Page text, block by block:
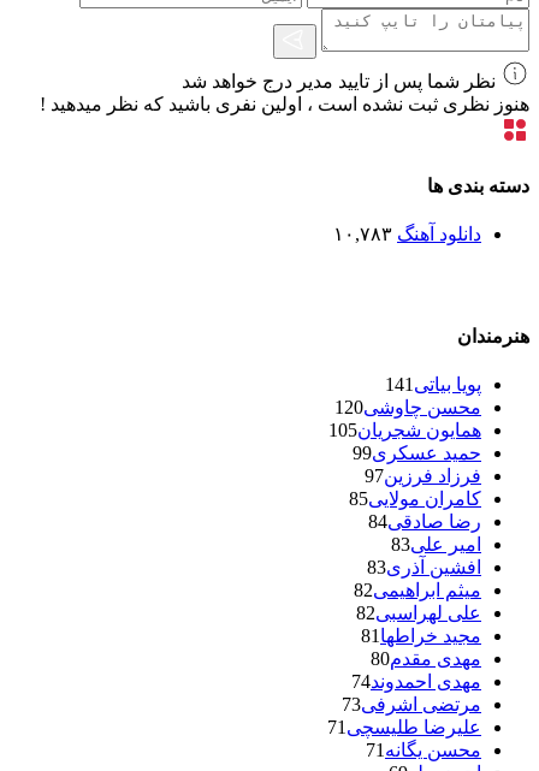
نظر شما پس از تایید مدیر درج خواهد شد
هنوز نظری ثبت نشده است ، اولین نفری باشید که نظر میدهید !
دسته بندی ها
دانلود آهنگ ۱۰,۷۸۳
هنرمندان
پویا بیاتی 141
محسن چاوشی120
همایون شجریان105
حمید عسکری99
فرزاد فرزین97
کامران مولایی85
رضا صادقی84
امیر علی83
افشین آذری83
میثم ابراهیمی82
علی لهراسبی82
مجید خراطها 81
مهدی مقدم80
مهدی احمدوند74
مرتضی اشرفی73
علیرضا طلیسچی 71
محسن یگانه 71